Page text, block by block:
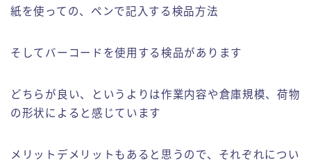
紙を使っての、ペンで記入する検品方法
そしてバーコードを使用する検品があります
どちらが良い、というよりは作業内容や倉庫規模、荷物
の形状によると感じています
メリットデメリットもあると思うので、それぞれについ